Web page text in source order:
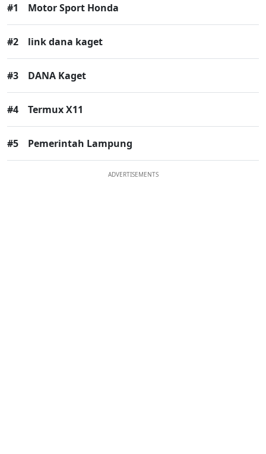
#1 Motor Sport Honda
#2 link dana kaget
#3 DANA Kaget
#4 Termux X11
#5 Pemerintah Lampung
ADVERTISEMENTS